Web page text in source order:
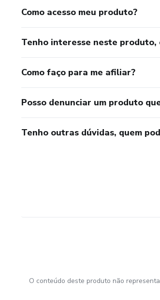
Como acesso meu produto?
Tenho interesse neste produto,
Como faço para me afiliar?
Posso denunciar um produto
Tenho outras dúvidas, quem
O conteúdo deste produto não